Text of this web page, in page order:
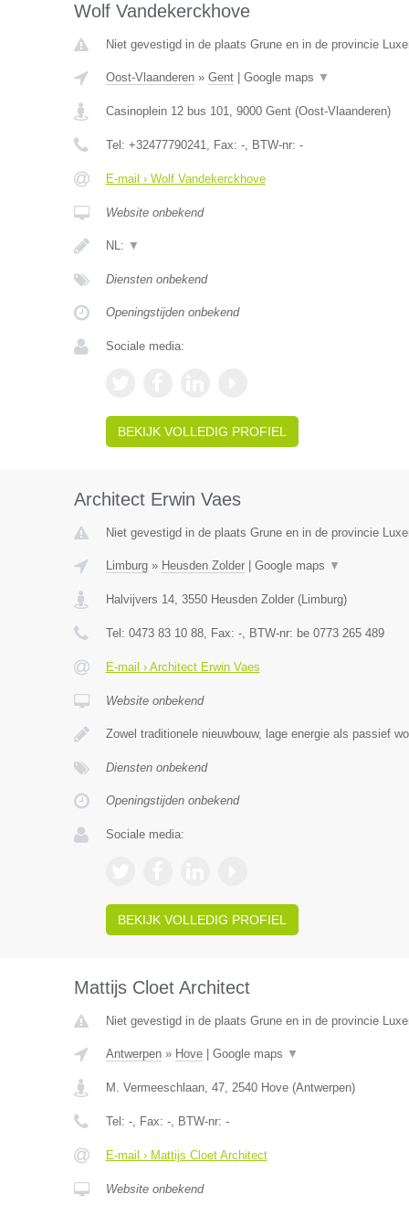
Wolf Vandekerckhove
Niet gevestigd in de plaats Grune en in de provincie
Oost-Vlaanderen» Gent| Google maps ▼
Casinoplein 12 bus 101, 9000 Gent(Oost-Vlaanderen)
Tel: +32477790241, Fax: -, BTW-nr: -
E-mail › Wolf Vandekerckhove
Website onbekend
NL: ▼
Diensten onbekend
Openingstijden onbekend
Sociale media:
BEKIJK VOLLEDIG PROFIEL
Architect Erwin Vaes
Niet gevestigd in de plaats Grune en in de provincie
Limburg» Heusden Zolder| Google maps ▼
Halvijvers 14, 3550 Heusden Zolder(Limburg)
Tel: 0473 83 10 88, Fax: -, BTW-nr: be 0773 265 489
E-mail › Architect Erwin Vaes
Website onbekend
Zowel traditionele nieuwbouw, lage energie als passief
Diensten onbekend
Openingstijden onbekend
Sociale media:
BEKIJK VOLLEDIG PROFIEL
Mattijs Cloet Architect
Niet gevestigd in de plaats Grune en in de provincie
Antwerpen» Hove| Google maps ▼
M. Vermeeschlaan, 47, 2540 Hove(Antwerpen)
Tel: -, Fax: -, BTW-nr: -
E-mail › Mattijs Cloet Architect
Website onbekend